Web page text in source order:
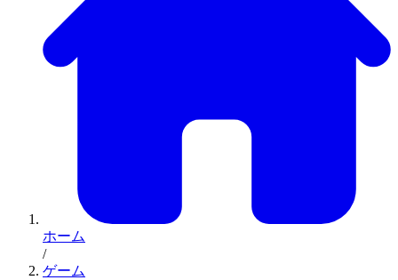
ホーム
/
ゲーム